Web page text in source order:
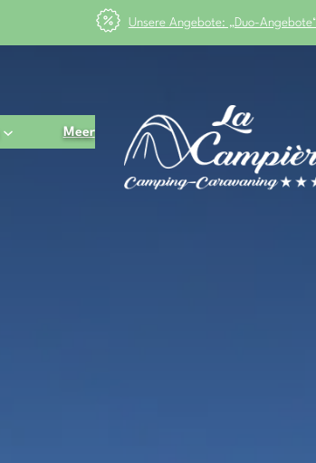
„Maifeiertag“ vom 8. bis 17. Mai, genießen Sie den
Meer